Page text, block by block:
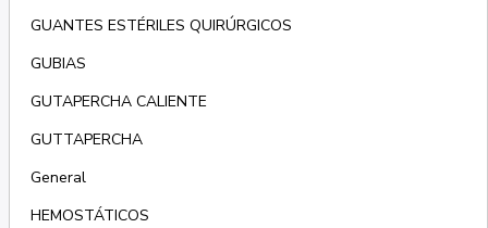
GUANTES ESTÉRILES QUIRÚRGICOS
GUBIAS
GUTAPERCHA CALIENTE
GUTTAPERCHA
General
HEMOSTÁTICOS